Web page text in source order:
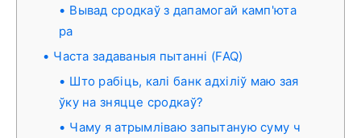
Вывад сродкаў з дапамогай камп'юта
ра
Часта задаваныя пытанні (FAQ)
Што рабіць, калі банк адхіліў маю зая
ўку на зняцце сродкаў?
Чаму я атрымліваю запытаную суму ч